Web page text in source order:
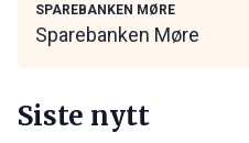
SPAREBANKEN MØRE
Sparebanken Møre
Siste nytt